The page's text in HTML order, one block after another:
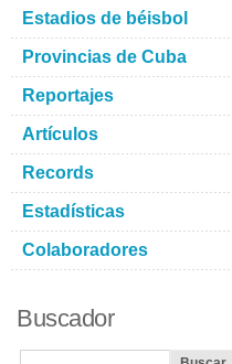
Estadios de béisbol
Provincias de Cuba
Reportajes
Artículos
Records
Estadísticas
Colaboradores
Buscador